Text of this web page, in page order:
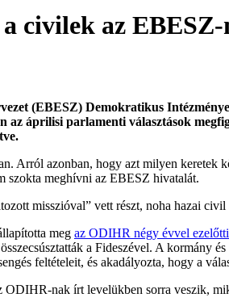
civilek az
(EBESZ) Demokratikus
áprilisi parlamenti választások
Arról azonban, hogy azt milyen keretek
szokta meghívni az EBESZ hivatalát.
misszióval” vett részt, noha hazai
meg az ODIHR négy évvel
a Fideszével. A kormány
feltételeit, és akadályozta, hogy a
nak írt levelükben sorra veszik,